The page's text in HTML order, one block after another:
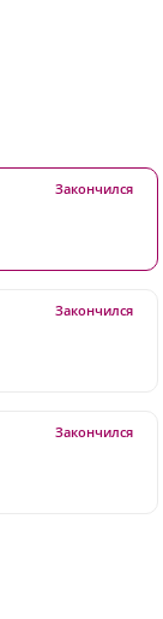
Закончился
Закончился
Закончился